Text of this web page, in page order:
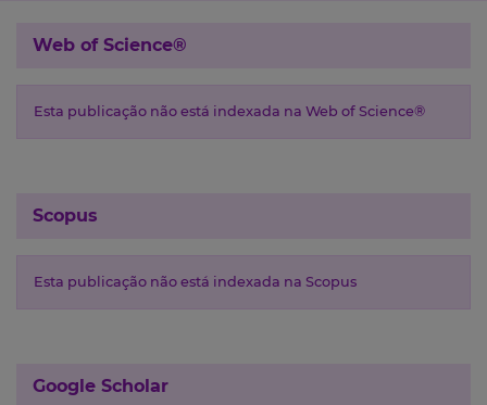
Web of Science®
Esta publicação não está indexada na Web of Science®
Scopus
Esta publicação não está indexada na Scopus
Google Scholar